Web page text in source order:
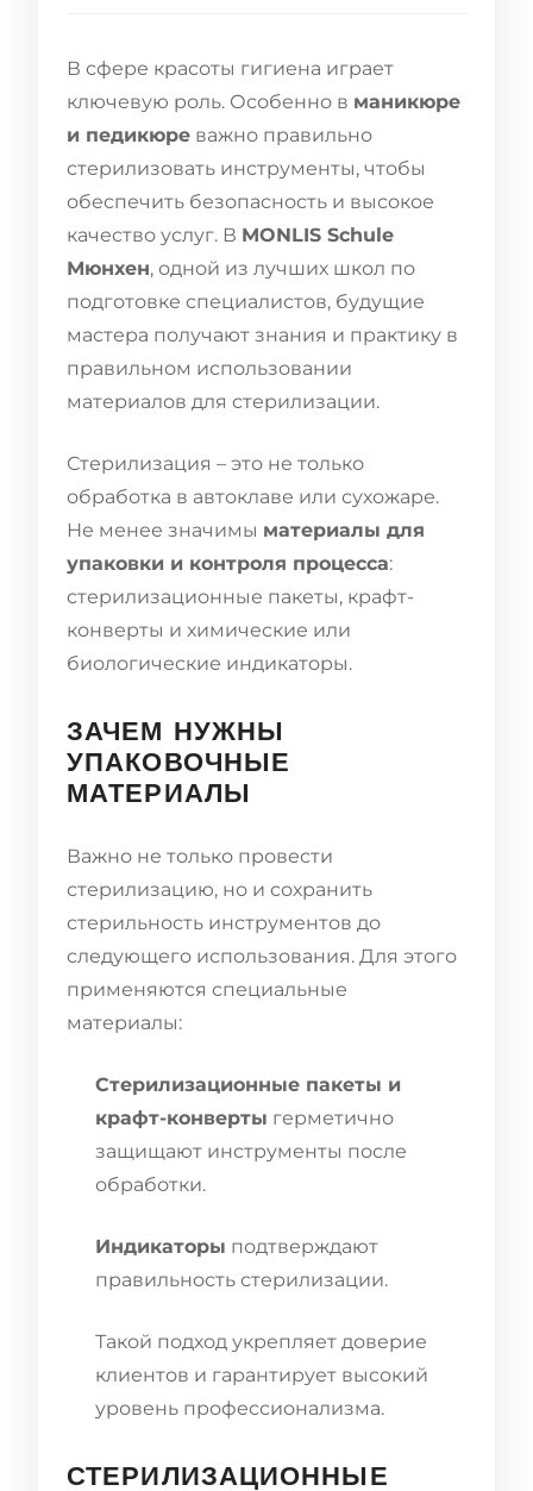
В сфере красоты гигиена играет
ключевую роль. Особенно в маникюре
и педикюре важно правильно
стерилизовать инструменты, чтобы
обеспечить безопасность и высокое
качество услуг. В MONLIS Schule
Мюнхен, одной из лучших школ по
подготовке специалистов, будущие
мастера получают знания и практику в
правильном использовании
материалов для стерилизации.
Стерилизация – это не только
обработка в автоклаве или сухожаре.
Не менее значимы материалы для
упаковки и контроля процесса:
стерилизационные пакеты, крафт-
конверты и химические или
биологические индикаторы.
ЗАЧЕМ НУЖНЫ
УПАКОВОЧНЫЕ
МАТЕРИАЛЫ
Важно не только провести
стерилизацию, но и сохранить
стерильность инструментов до
следующего использования. Для этого
применяются специальные
материалы:
Стерилизационные пакеты и
крафт-конверты герметично
защищают инструменты после
обработки.
Индикаторы подтверждают
правильность стерилизации.
Такой подход укрепляет доверие
клиентов и гарантирует высокий
уровень профессионализма.
СТЕРИЛИЗАЦИОННЫЕ